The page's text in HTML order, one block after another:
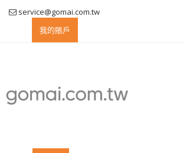
service@gomai.com.tw
我的賬戶